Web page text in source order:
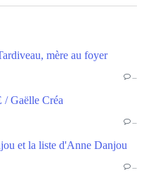
mère au foyer
…
Gaëlle Créa
…
et la liste d'Anne Danjou
…